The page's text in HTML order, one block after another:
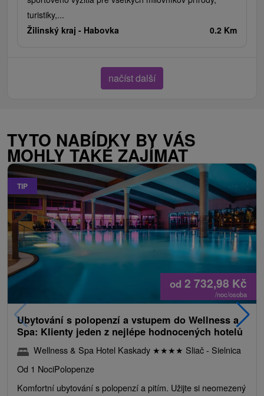
turistiky,...
Žilinský kraj - Habovka 0.2 Km
načíst další
TYTO NABÍDKY BY VÁS
MOHLY TAKÉ ZAJÍMAT
TIP
od 2 732,98 Kč
/noc/osoba
Ubytování s polopenzí a vstupem do Wellness a
Spa: Klienty jeden z nejlépe hodnocených hotelů
Wellness & Spa Hotel Kaskady ★★★★ Sliač - Sielnica
Od 1 NociPolopenze
Komfortní ubytování s polopenzí a pitím. Užijte si neomezený